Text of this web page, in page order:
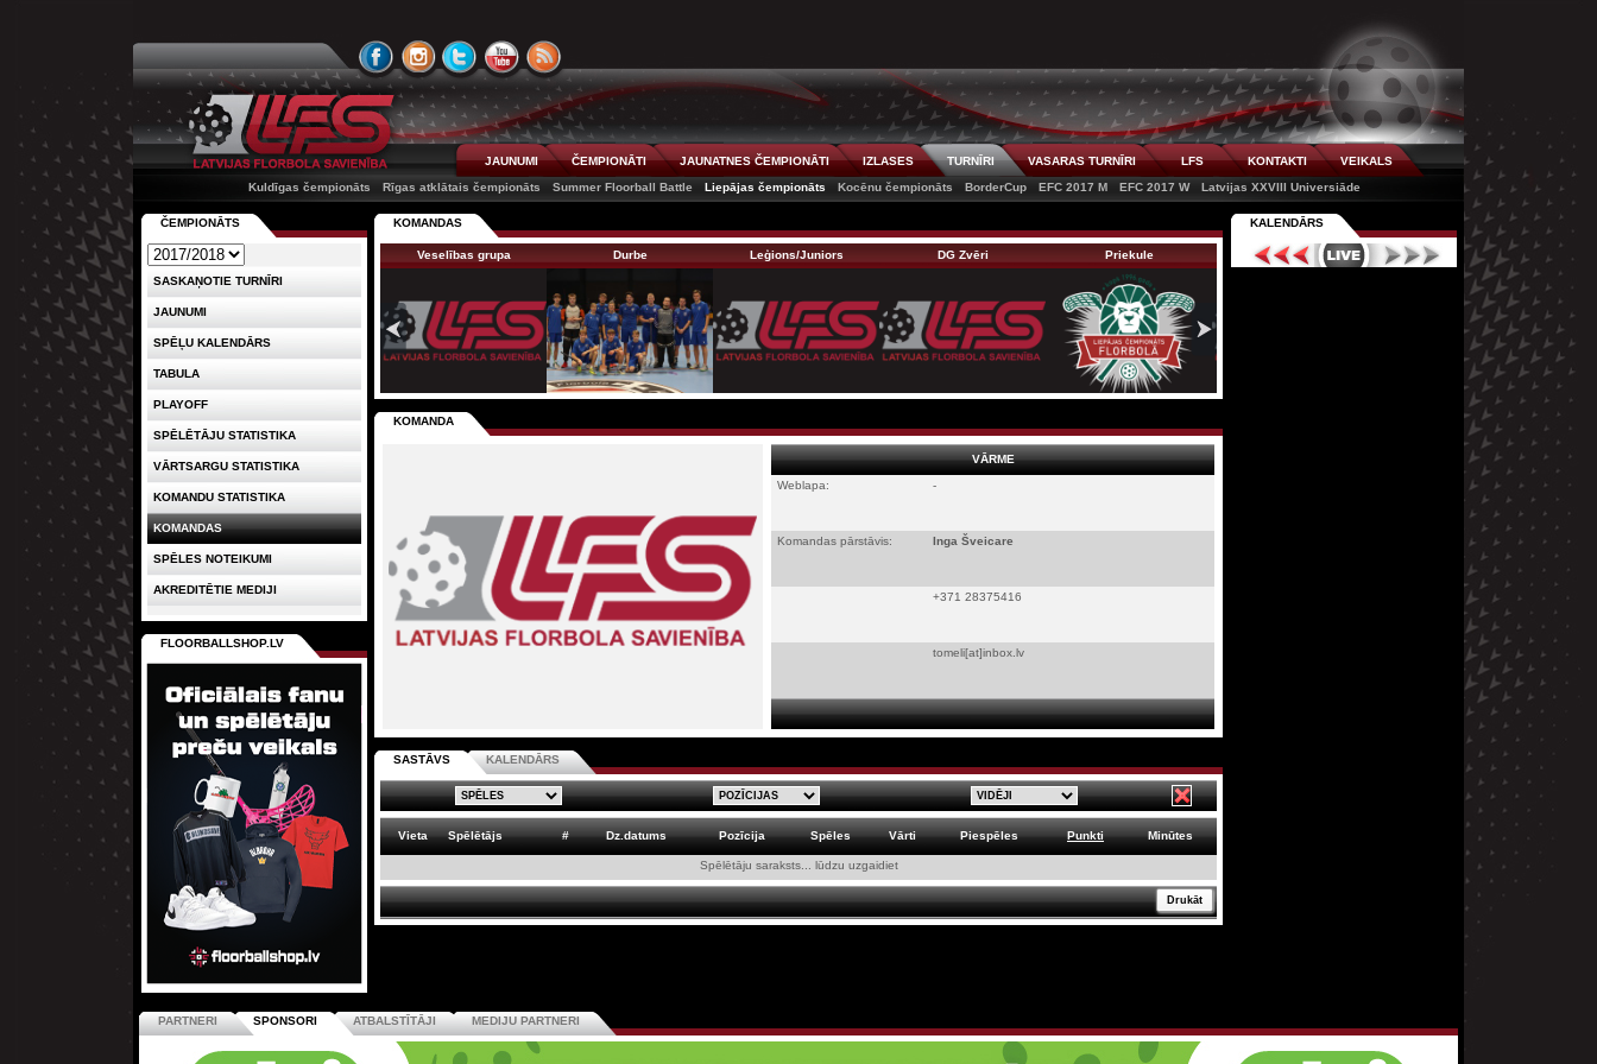
JAUNUMI ČEMPIONĀTI JAUNATNES ČEMPIONĀTI IZLASES TURNĪRI VASARAS TURNĪRI LFS KONTAKTI
VEIKALS
Kuldīgas čempionāts
Rīgas atklātais čempionāts Summer Floorball Battle Liepājas čempionāts Kocēnu čempionāts BorderCup EFC 2017 M EFC 2017 W Latvijas XXVIII Universiāde
KOMANDAS
Veselības grupa Durbe Leģions/Juniors DG Zvēri Priekule Klubs Dunalka
KOMANDA
VĀRME
Weblapa:
-
Komandas pārstāvis: Inga Šveicare
+371 28375416
tomeli[at]inbox.lv
SASTĀVS KALENDĀRS
Vieta Spēlētājs # Dz.datums Pozīcija Spēles Vārti Piespēles Punkti Minūtes
Spēlētāju saraksts... lūdzu uzgaidiet
Drukāt
ČEMPIONĀTS
SASKAŅOTIE TURNĪRI
JAUNUMI
SPĒĻU KALENDĀRS
TABULA
PLAYOFF
SPĒLĒTĀJU STATISTIKA
VĀRTSARGU STATISTIKA
KOMANDU STATISTIKA
KOMANDAS
SPĒLES NOTEIKUMI
AKREDITĒTIE MEDIJI
FLOORBALLSHOP.LV
KALENDĀRS
PARTNERI SPONSORI ATBALSTĪTĀJI MEDIJU PARTNERI